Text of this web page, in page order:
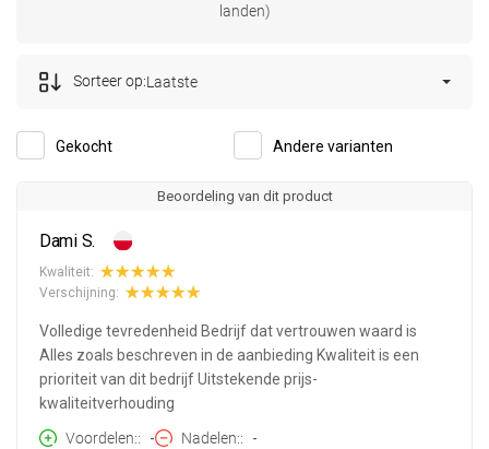
landen)
Gekocht Andere varianten
Sorteer op:Laatste
Beoordeling van dit product
Dami S.
Kwaliteit:
Verschijning:
Volledige tevredenheid Bedrijf dat vertrouwen waard is
Alles zoals beschreven in de aanbieding Kwaliteit is een
prioriteit van dit bedrijf Uitstekende prijs-
kwaliteitverhouding
Voordelen:
- Nadelen: -